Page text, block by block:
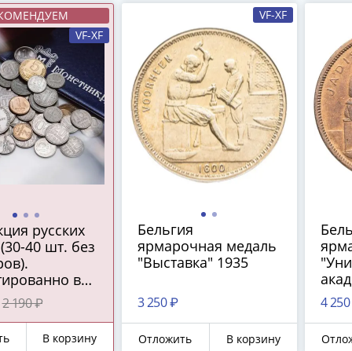
VF-XF
русских
40 шт. без
в
наборе:
СССР 1922-
или
2 190 ₽
В корзину
VF-XF
Бельгия
ярмарочная медаль
"Выставка" 1935
3 250 ₽
Отложить В корзину
наук
4